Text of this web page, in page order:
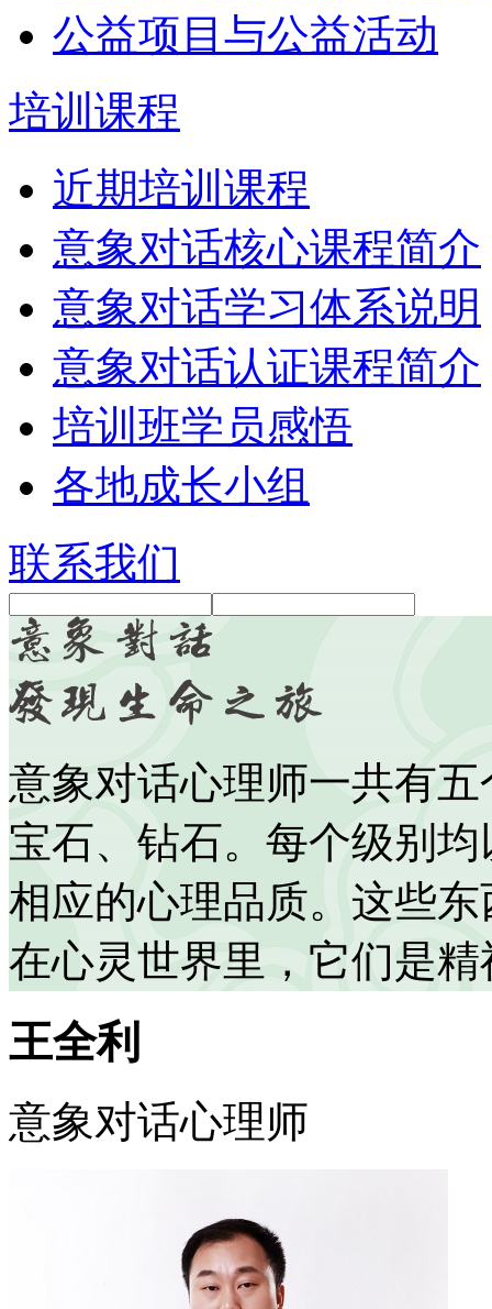
公益项目与公益活动
培训课程
近期培训课程
意象对话核心课程简介
意象对话学习体系说明
意象对话认证课程简介
培训班学员感悟
各地成长小组
联系我们
意象对话心理师一共有
宝石、钻石。每个级别
相应的心理品质。这些
在心灵世界里，它们是
王全利
意象对话心理师